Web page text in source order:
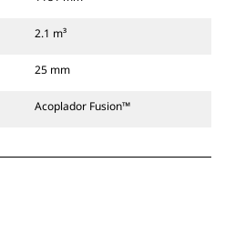
2.1 m³
25 mm
Acoplador Fusion™